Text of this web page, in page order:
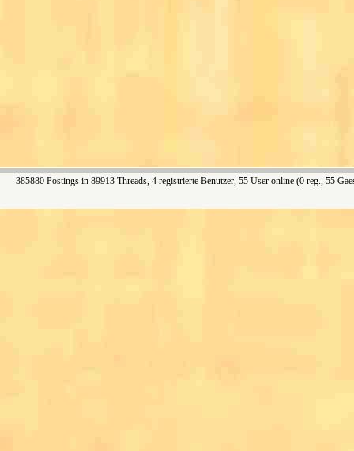
385880 Postings in 89913 Threads, 4 registrierte Benutzer, 55 User online (0 reg., 55